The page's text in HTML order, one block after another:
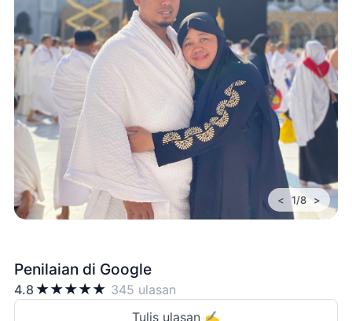
< 1/8 >
Penilaian di Google
4.8 ★★★★★ 345 ulasan
Tulis ulasan ✍️